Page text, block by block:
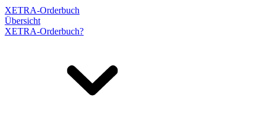
XETRA-Orderbuch
Übersicht
XETRA-Orderbuch?